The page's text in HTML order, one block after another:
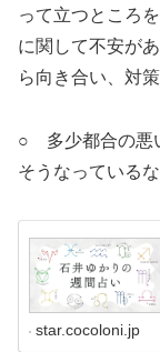
って立つところ
に関して不安が
ら向き合い、対
○ 多少都合の悪
そうなっている
star.cocoloni.jp